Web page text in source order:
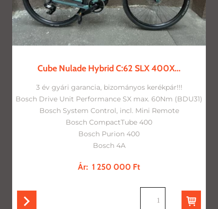
Cube Nulade Hybrid C:62 SLX 400X...
3 év gyári garancia, bizományos kerékpár!!!
Bosch Drive Unit Performance SX max. 60Nm (BDU31)
Bosch System Control, incl. Mini Remote
Bosch CompactTube 400
Bosch Purion 400
Bosch 4A
Ár: 1 250 000 Ft